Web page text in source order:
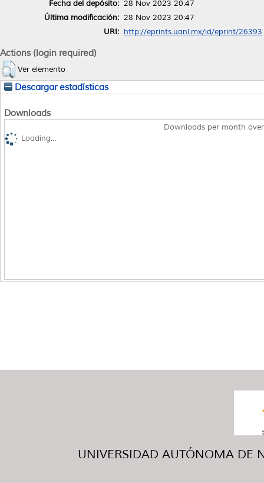
Fecha del depósito: 28 Nov 2023 20:47
Última modificación: 28 Nov 2023 20:47
URI: http://eprints.uanl.mx/id/eprint/26393
Actions (login required)
Ver elemento
Descargar estadísticas
Downloads
Downloads per month
Loading...
UNIVERSIDAD AUTÓNOMA DE